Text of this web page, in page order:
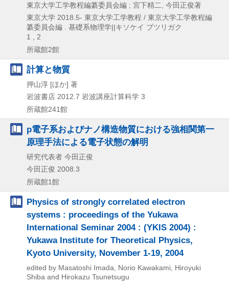
東京大学工学教程編纂委員会編 ; 宮下精二, 今田正俊著
東京大学 2018.5- 東京大学工学教程 / 東京大学工学教程編
纂委員会編 . 基礎系物理学||キソケイ ブツリガク
1 , 2
所蔵館2館
計算と物質
押山淳 [ほか] 著
岩波書店 2012.7 岩波講座計算科学 3
所蔵館241館
p電子系およびナノ構造物質における強相関第一
原理手法による電子状態の解明
研究代表者 今田正俊
今田正俊 2008.3
所蔵館1館
Physics of strongly correlated electron
systems : proceedings of the Yukawa
International Seminar 2004 : (YKIS 2004) :
Yukawa Institute for Theoretical Physics,
Kyoto University, November 1-19, 2004
edited by Masatoshi Imada, Norio Kawakami, Hiroyuki
Shiba and Hirokazu Tsunetsugu